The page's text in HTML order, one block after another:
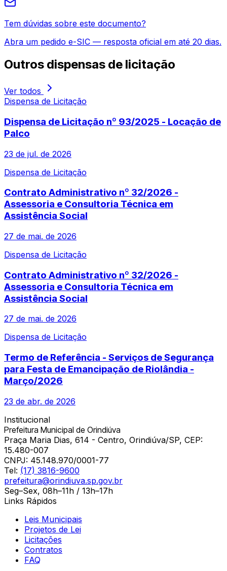
Tem dúvidas sobre este documento?
Abra um pedido e-SIC — resposta oficial em até 20 dias.
Outros dispensas de licitação
Ver todos
Dispensa de Licitação
Dispensa de Licitação nº 93/2025 - Locação de
Palco
23 de jul. de 2026
Dispensa de Licitação
Contrato Administrativo nº 32/2026 -
Assessoria e Consultoria Técnica em
Assistência Social
27 de mai. de 2026
Dispensa de Licitação
Contrato Administrativo nº 32/2026 -
Assessoria e Consultoria Técnica em
Assistência Social
27 de mai. de 2026
Dispensa de Licitação
Termo de Referência - Serviços de Segurança
para Festa de Emancipação de Riolândia -
Março/2026
23 de abr. de 2026
Institucional
Prefeitura Municipal de Orindiúva
Praça Maria Dias, 614 - Centro, Orindiúva/SP, CEP:
15.480-007
CNPJ: 45.148.970/0001-77
Tel: (17) 3816-9600
prefeitura@orindiuva.sp.gov.br
Seg–Sex, 08h–11h / 13h–17h
Links Rápidos
Leis Municipais
Projetos de Lei
Licitações
Contratos
FAQ